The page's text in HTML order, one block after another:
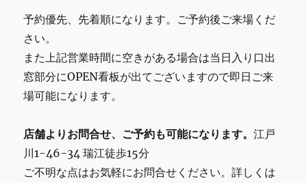
予約優先、先着順になります。ご予約後ご来場くだ
さい。
また上記営業時間に空きがある場合は当日入り口出
窓部分にOPEN看板が出てございますので即日ご来
場可能になります。
店舗よりお問合せ、ご予約も可能になります。江戸
川1-46-34 瑞江徒歩15分
ご不明な点はお気軽にお問合せください。詳しくは